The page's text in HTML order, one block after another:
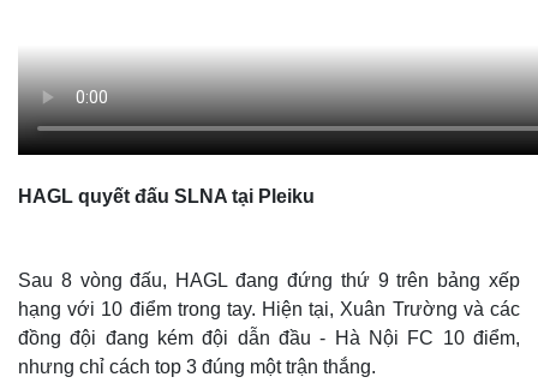
HAGL quyết đấu SLNA tại Pleiku
Sau 8 vòng đấu, HAGL đang đứng thứ 9 trên bảng xếp
hạng với 10 điểm trong tay. Hiện tại, Xuân Trường và các
đồng đội đang kém đội dẫn đầu - Hà Nội FC 10 điểm,
nhưng chỉ cách top 3 đúng một trận thắng.